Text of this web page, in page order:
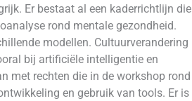
Er bestaat al een kaderrichtlijn die
rond mentale gezondheid.
modellen. Cultuurverandering
bij artificiële intelligentie en
met rechten die in de workshop rond
en gebruik van tools. Er is